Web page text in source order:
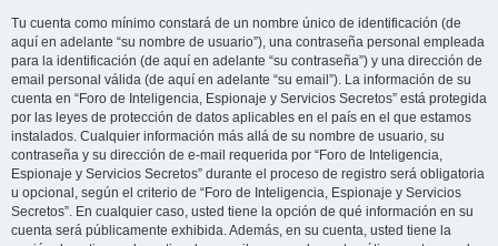
Tu cuenta como mínimo constará de un nombre único de identificación (de
aquí en adelante “su nombre de usuario”), una contraseña personal empleada
para la identificación (de aquí en adelante “su contraseña”) y una dirección de
email personal válida (de aquí en adelante “su email”). La información de su
cuenta en “Foro de Inteligencia, Espionaje y Servicios Secretos” está protegida
por las leyes de protección de datos aplicables en el país en el que estamos
instalados. Cualquier información más allá de su nombre de usuario, su
contraseña y su dirección de e-mail requerida por “Foro de Inteligencia,
Espionaje y Servicios Secretos” durante el proceso de registro será obligatoria
u opcional, según el criterio de “Foro de Inteligencia, Espionaje y Servicios
Secretos”. En cualquier caso, usted tiene la opción de qué información en su
cuenta será públicamente exhibida. Además, en su cuenta, usted tiene la